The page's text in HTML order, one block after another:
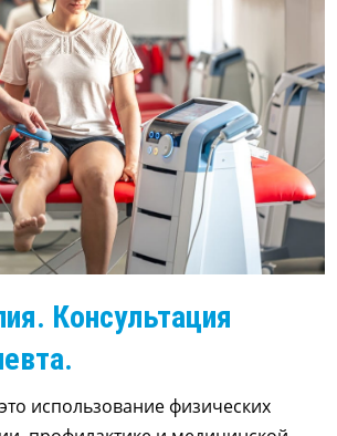
Консультация
использование физических